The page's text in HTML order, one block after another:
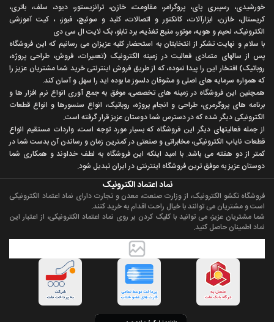
خورشیدی، رسپبری پای، پروگرامر، مقاومت، خازن، ترانزیستور، دیود، سلف، باتری،
کریستال، خازن، ابزارآلات، کانکتور و اتصالات، کلید و سوئیچ، فیوز، ، کیت آموزشی
الکترونیک، لحیم و هویه، موتور، منبع تغذیه، برد تابلو، بک لایت ال سی دی
با سلام و نهايت تشکر از انتخابتان به استحضار کليه عزيزان می رسانيم که اين فروشگاه
پس از سالهای متمادی فعاليت در زمينه الکترونيک (تعميرات، فروش، طراحی پروژه،
روباتيک) افتخار اين را پيدا نموده، که از طريق فروش اينترنتی خريد شما مشتريان عزيز را
که همواره سرمايه های اصلی و مشوقان دلسوز ما بوده ايد را سهل و آسان کند.
همچنين اين فروشگاه در زمينه های تخصصی، موفق به جمع آوری انواع نرم افزار ها و
برنامه های پروگرمری، طراحی و انجام پروژه، روباتيک، انواع سنسورها و انواع قطعات
الکترونيکی ديگر شده که در دسترس شما دوستان عزيز قرار گرفته است.
از جمله فعاليتهای ديگر اين فروشگاه که بسيار مورد توجه است، واردات مستقیم انواع
قطعات ناياب الکترونيکی، مخابراتی و صنعتی در کمترين زمان و رساندن آن بدست شما در
کمتر از دو هفته می باشد. با اميد اينکه اين فروشگاه به لطف خداوند و همکاری شما
دوستان عزيز به موفق ترين فروشگاه اینترنتی در ایران تبديل شود.
نماد اعتماد الکترونیک
فروشگاه تکشو الکترونیک، از وزارت صنعت، معدن و تجارت دارای نماد اعتماد الکترونیکی
است و مشتریان می توانند با خیال راحت اقدام به خرید کنند.
شما مشتریان عزیز، می توانید با کلیک کردن بر روی نماد اعتماد الکترونیکی، از اعتبار این
نماد اطمینان حاصل کنید.